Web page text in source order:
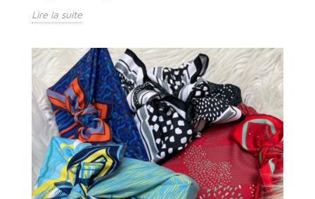
Lire la suite